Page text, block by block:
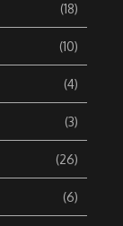
(18)
(10)
(4)
(3)
(26)
(6)